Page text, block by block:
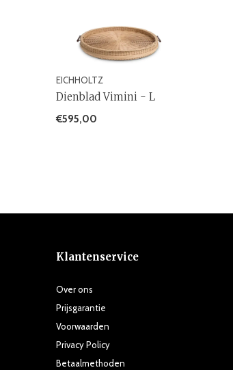
EICHHOLTZ
Dienblad Vimini - L
€595,00
Klantenservice
Over ons
Prijsgarantie
Voorwaarden
Privacy Policy
Betaalmethoden